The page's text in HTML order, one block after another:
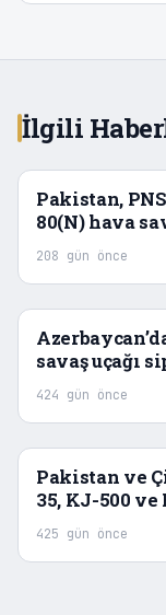
İlgili
Pakistan,
80(N) hava
208 gün önce
savaş uçağı
424 gün önce
Pakistan ve
35, KJ-500
425 gün önce